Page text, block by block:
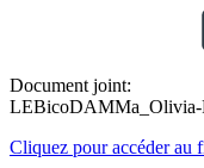
Document joint:
Cliquez pour accéder au